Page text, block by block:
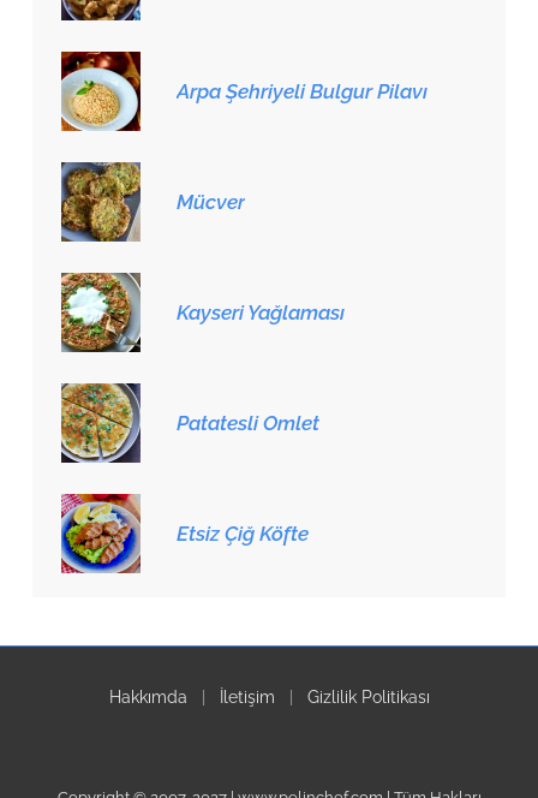
Arpa Şehriyeli Bulgur Pilavı
Mücver
Kayseri Yağlaması
Patatesli Omlet
Etsiz Çiğ Köfte
Hakkımda İletişim Gizlilik Politikası